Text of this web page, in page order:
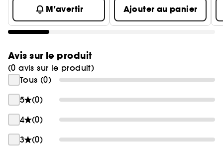
M'avertir Ajouter au panier
Avis sur le produit
(0 avis sur le produit)
Tous (0)
5
(0)
4
(0)
3
(0)